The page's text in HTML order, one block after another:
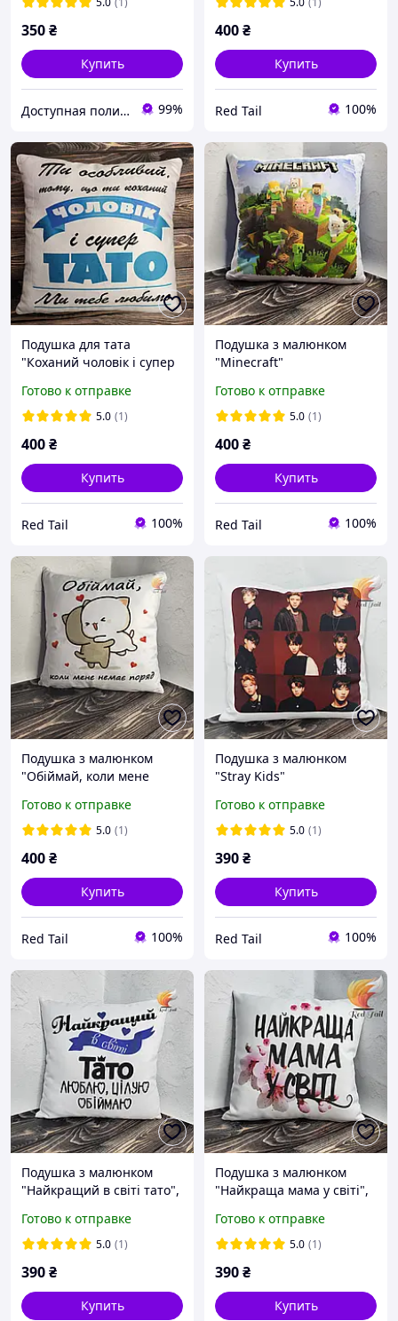
350₴
Купить
Доступная полиграфия в городе Кропивницком 99%
400₴
Купить
Red Tail 100%
Подушка для тата
"Коханий чоловік і супер
Готово к отправке
5.0 (1)
400₴
Купить
Red Tail 100%
Подушка з малюнком
"Minecraft"
Готово к отправке
5.0 (1)
400₴
Купить
Red Tail 100%
Подушка з малюнком
"Обіймай, коли мене
Готово к отправке
5.0 (1)
400₴
Купить
Red Tail 100%
Подушка з малюнком
"Stray Kids"
Готово к отправке
5.0 (1)
390₴
Купить
Red Tail 100%
Подушка з малюнком
"Найкращий в світі тато",
Готово к отправке
5.0 (1)
390₴
Купить
Подушка з малюнком
"Найкраща мама у світі",
Готово к отправке
5.0 (1)
390₴
Купить